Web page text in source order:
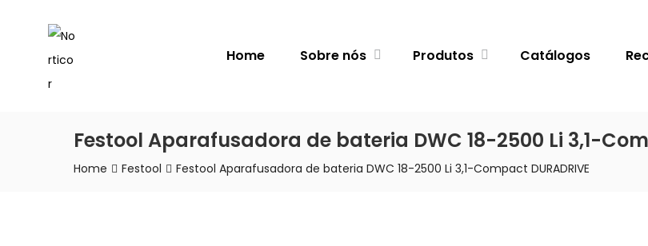
NORTICOR
Home Sobre nós Produtos Catálogos
Festool Aparafusadora de bateria DWC 18-2500 Li 3,1-
Home Festool Festool Aparafusadora de bateria DWC 18-2500 Li 3,1-Compact DURADRIVE